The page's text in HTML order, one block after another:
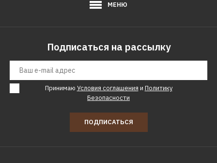
МЕНЮ
Подписаться на рассылку
Принимаю Условия соглашения и Политику
Безопасности
ПОДПИСАТЬСЯ